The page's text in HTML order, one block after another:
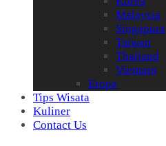
Malaysia
Singapura
Taiwan
Thailand
Vietnam
Eropa
Tips Wisata
Kuliner
Contact Us